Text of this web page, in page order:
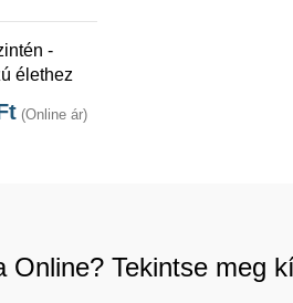
-
élethez
(Online ár)
Online? Tekintse meg